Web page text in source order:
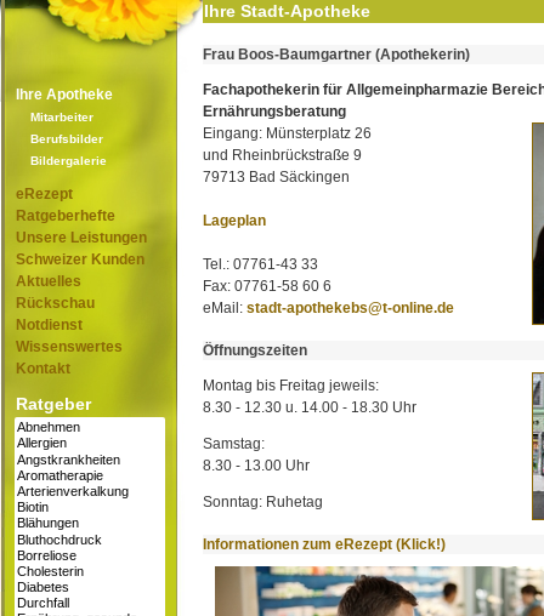
Ihre Apotheke
Mitarbeiter
Berufsbilder
Bildergalerie
eRezept
Ratgeberhefte
Unsere Leistungen
Schweizer Kunden
Aktuelles
Rückschau
Notdienst
Wissenswertes
Kontakt
Ratgeber
Ihre Stadt-Apotheke
Frau Boos-Baumgartner (Apothekerin)
Fachapothekerin für Allgemeinpharmazie
Ernährungsberatung
Eingang: Münsterplatz 26
und Rheinbrückstraße 9
79713 Bad Säckingen
Lageplan
Tel.: 07761-43 33
Fax: 07761-58 60 6
eMail: stadt-apothekebs@t-online.de
Öffnungszeiten
Montag bis Freitag jeweils:
8.30 - 12.30 u. 14.00 - 18.30 Uhr
Samstag:
8.30 - 13.00 Uhr
Sonntag: Ruhetag
Informationen zum eRezept (Klick!)